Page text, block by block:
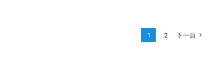
1 2 下一頁